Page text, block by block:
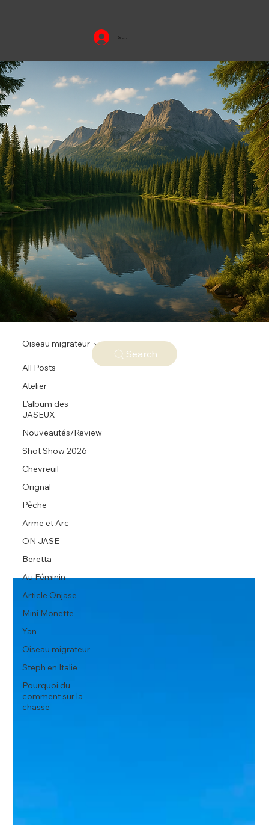
Se connecter
All Posts
Atelier
L'album des
JASEUX
Nouveautés/Review
Shot Show 2026
Chevreuil
Orignal
Pêche
Arme et Arc
ON JASE
Beretta
Au Féminin
Article Onjase
Mini Monette
Yan
Oiseau migrateur
Steph en Italie
Pourquoi du
comment sur la
chasse
Oiseau migrateur
Search